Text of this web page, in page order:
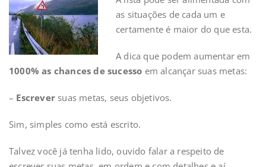
as situações de cada um e
certamente é maior do que esta.
A dica que podem aumentar em
1000% as chances de sucesso em alcançar suas metas:
– Escrever suas metas, seus objetivos.
Sim, simples como está escrito.
Talvez você já tenha lido, ouvido falar a respeito de